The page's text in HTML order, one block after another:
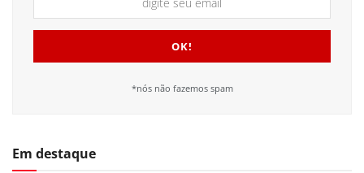
*nós não fazemos spam
Em destaque